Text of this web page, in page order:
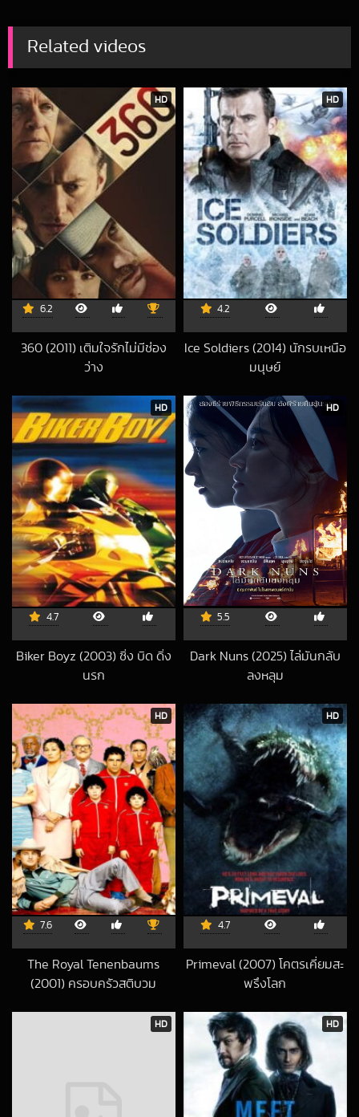
Related videos
HD
6.2
360 (2011) เติมใจรักไม่มีช่อง
ว่าง
HD
4.2
Ice Soldiers (2014) นักรบเหนือ
มนุษย์
HD
4.7
Biker Boyz (2003) ซิ่ง บิด ดิ่ง
นรก
HD
5.5
Dark Nuns (2025) ไล่มันกลับ
ลงหลุม
HD
7.6
The Royal Tenenbaums
(2001) ครอบครัวสติบวม
HD
4.7
Primeval (2007) โคตรเคี่ยมสะ
พรึงโลก
HD HD